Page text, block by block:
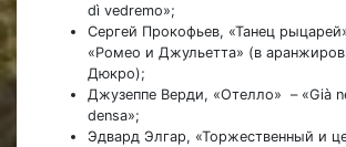
dì vedremo»;
Сергей Прокофьев, «Танец
«Ромео и Джульетта» (в
Дюкро);
Джузеппе Верди, «Отелло» – «Già
densa»;
Эдвард Элгар, «Торжественный и